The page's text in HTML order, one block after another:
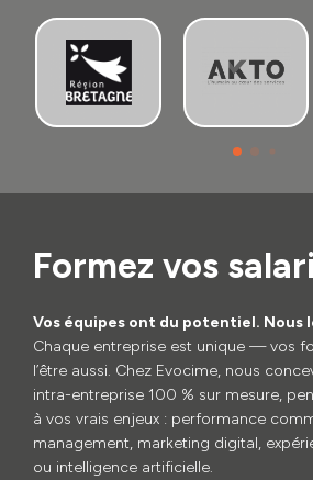
Formez vos
Vos équipes ont du potentiel. Nous
Chaque entreprise est unique — vos
l’être aussi. Chez Evocime, nous
intra-entreprise 100 % sur mesure,
à vos vrais enjeux : performance
management, marketing digital,
ou intelligence artificielle.